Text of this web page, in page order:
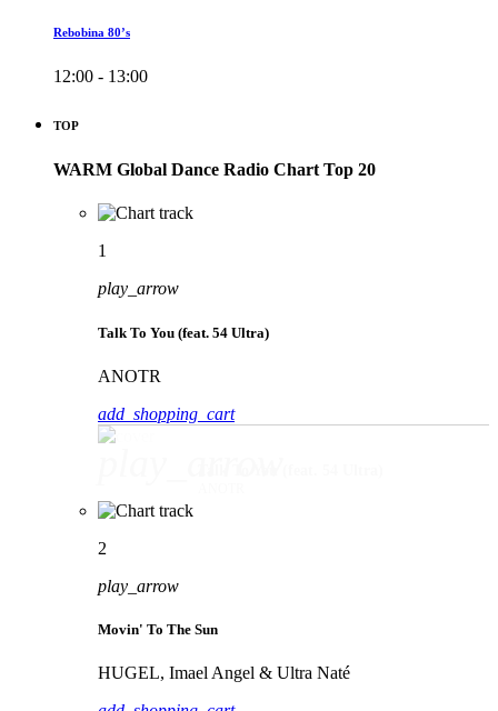
Rebobina 80’s
12:00 - 13:00
TOP
WARM Global Dance Radio Chart Top 20
1
play_arrow
Talk To You (feat. 54 Ultra)
ANOTR
add_shopping_cart
2
play_arrow
Movin' To The Sun
HUGEL, Imael Angel & Ultra Naté